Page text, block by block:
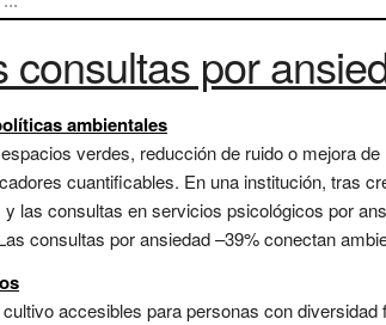
consultas por
ambientales
verdes, reducción de ruido o mejora
cuantificables. En una institución, tras
las consultas en servicios psicológicos por
consultas por ansiedad –39% conectan
accesibles para personas con